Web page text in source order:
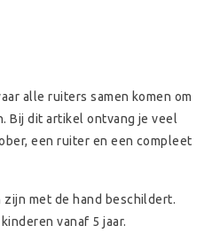
alle ruiters samen komen om
Bij dit artikel ontvang je veel
een ruiter en een compleet
met de hand beschildert.
vanaf 5 jaar.